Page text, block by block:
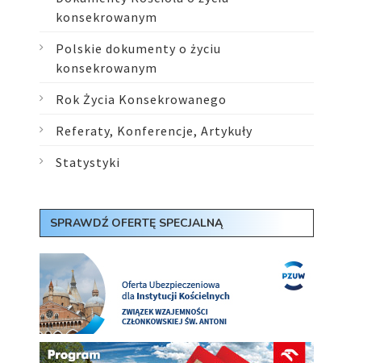
konsekrowanym
Polskie dokumenty o życiu
konsekrowanym
Rok Życia Konsekrowanego
Referaty, Konferencje, Artykuły
Statystyki
SPRAWDŹ OFERTĘ SPECJALNĄ